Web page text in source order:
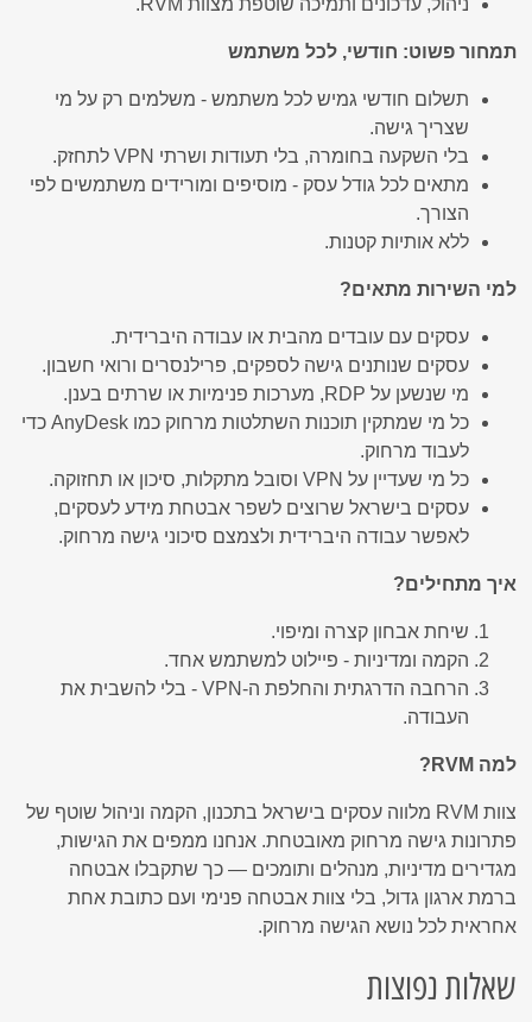
תמחור פשוט: חודשי, לכל משתמש
תשלום חודשי גמיש לכל משתמש - משלמים רק על מי
שצריך גישה.
בלי השקעה בחומרה, בלי תעודות ושרתי VPN לתחזק.
מתאים לכל גודל עסק - מוסיפים ומורידים משתמשים לפי
הצורך.
ללא אותיות קטנות.
למי השירות מתאים?
עסקים עם עובדים מהבית או עבודה היברידית.
עסקים שנותנים גישה לספקים, פרילנסרים ורואי חשבון.
מי שנשען על RDP, מערכות פנימיות או שרתים בענן.
כל מי שמתקין תוכנות השתלטות מרחוק כמו AnyDesk כדי
לעבוד מרחוק.
כל מי שעדיין על VPN וסובל מתקלות, סיכון או תחזוקה.
עסקים בישראל שרוצים לשפר אבטחת מידע לעסקים,
לאפשר עבודה היברידית ולצמצם סיכוני גישה מרחוק.
איך מתחילים?
שיחת אבחון קצרה ומיפוי.
הקמה ומדיניות - פיילוט למשתמש אחד.
הרחבה הדרגתית והחלפת ה-VPN - בלי להשבית את
העבודה.
למה RVM?
צוות RVM מלווה עסקים בישראל בתכנון, הקמה וניהול שוטף של
פתרונות גישה מרחוק מאובטחת. אנחנו ממפים את הגישות,
מגדירים מדיניות, מנהלים ותומכים — כך שתקבלו אבטחה
ברמת ארגון גדול, בלי צוות אבטחה פנימי ועם כתובת אחת
אחראית לכל נושא הגישה מרחוק.
שאלות נפוצות